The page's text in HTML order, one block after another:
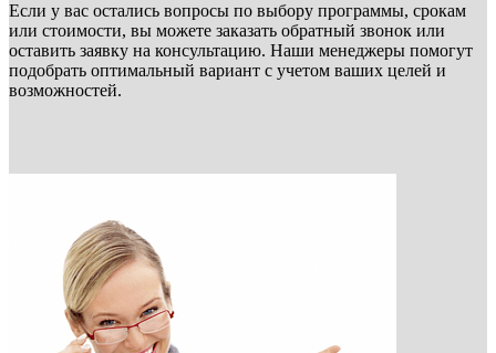
Если у вас остались вопросы по выбору программы, срокам
или стоимости, вы можете заказать обратный звонок или
оставить заявку на консультацию. Наши менеджеры помогут
подобрать оптимальный вариант с учетом ваших целей и
возможностей.